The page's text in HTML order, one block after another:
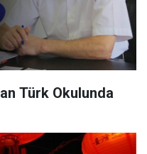
Türk Okulunda